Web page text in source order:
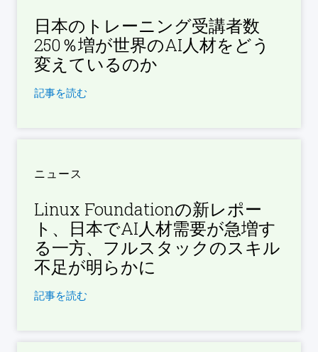
日本のトレーニング受講者数
250％増が世界のAI人材をどう
変えているのか
記事を読む
ニュース
Linux Foundationの新レポー
ト、日本でAI人材需要が急増す
る一方、フルスタックのスキル
不足が明らかに
記事を読む